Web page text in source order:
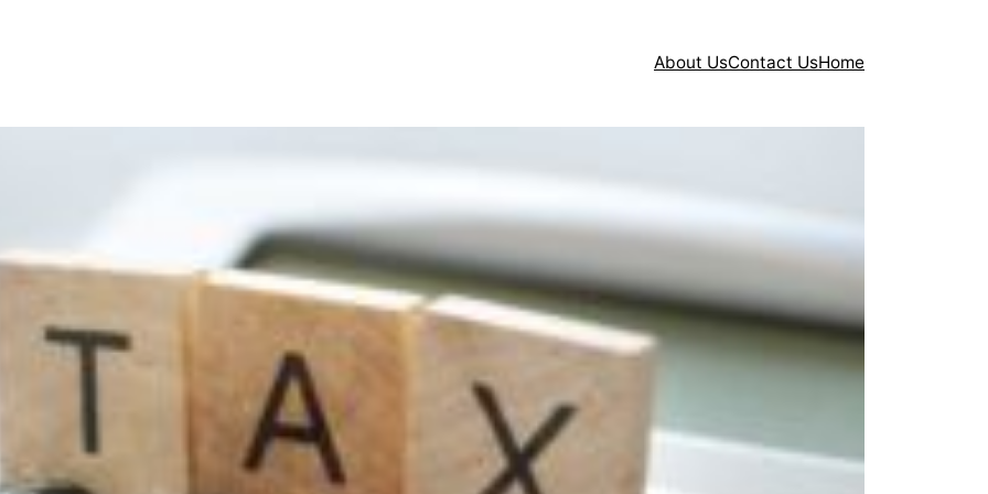
About UsContact UsHome